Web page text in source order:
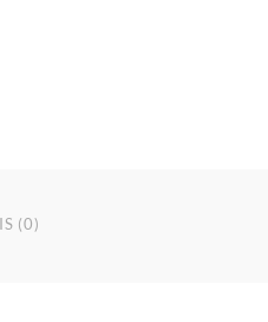
(0)